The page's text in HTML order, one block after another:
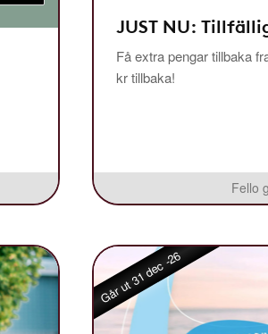
JUST NU:
Få extra pengar tillbaka
kr tillbaka!
Fello
Går ut 31 dec -26